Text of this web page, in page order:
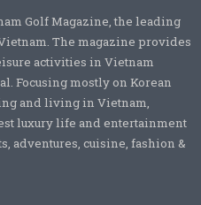
Golf Magazine, the leading
The magazine provides
activities in Vietnam
Focusing mostly on Korean
and living in Vietnam,
luxury life and entertainment
adventures, cuisine, fashion &